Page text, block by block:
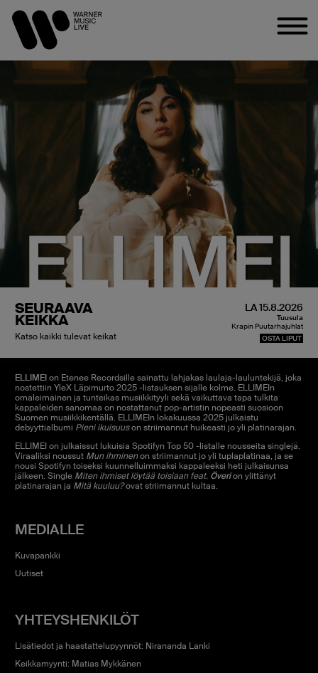
ELLIMEI
SEURAAVA
KEIKKA
Katso kaikki tulevat keikat
LA 15.8.2026
Tuusula
Krapin Puutarhajuhlat
OSTA LIPUT
ELLIMEIon Etenee Recordsille sainattu lahjakas laulaja-lauluntekijä, joka
nostettiin YleX Läpimurto 2025 -listauksen sijalle kolme. ELLIMEIn
omaleimainen ja tunteikas musiikkityyli sekä vaikuttava tapa tulkita
kappaleiden sanomaa on nostattanut pop-artistin nopeasti suosioon
Suomen musiikkikentällä. ELLIMEIn lokakuussa 2025 julkaistu
debyyttialbumi Pieni ikuisuuson striimannut huikeasti jo yli platinarajan.
ELLIMEI on julkaissut lukuisia Spotifyn Top 50 -listalle nousseita singlejä.
Viraaliksi noussut Mun ihminenon striimannut jo yli tuplaplatinaa, ja se
nousi Spotifyn toiseksi kuunnelluimmaksi kappaleeksi heti julkaisunsa
jälkeen. Single Miten ihmiset löytää toisiaan feat. Överion ylittänyt
platinarajan ja Mitä kuuluu?ovat striimannut kultaa.
MEDIALLE
Kuvapankki
Uutiset
YHTEYSHENKILÖT
Lisätiedot ja haastattelupyynnöt: Nirananda Lanki
Keikkamyynti: Matias Mykkänen